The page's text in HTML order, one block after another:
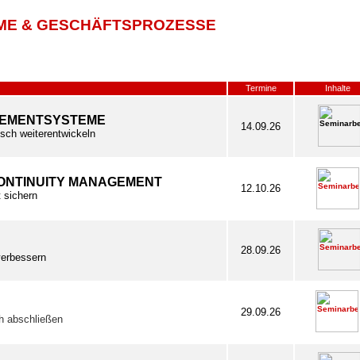
& GESCHÄFTSPROZESSE
Termine Inhalte
weiterentwickeln
14.09.26
MANAGEMENT
sichern
12.10.26
28.09.26
abschließen
29.09.26